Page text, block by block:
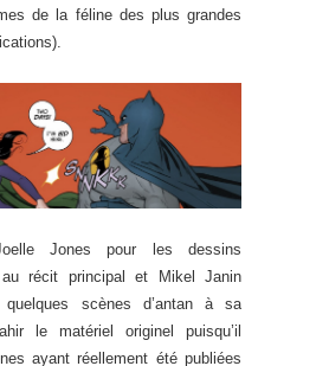
de la féline des plus grandes
Jones pour les dessins
au récit principal et Mikel Janin
quelques scènes d’antan à sa
le matériel originel puisqu’il
ayant réellement été publiées